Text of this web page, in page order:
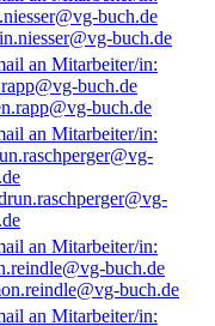
buch.de
buch.de
buch.de